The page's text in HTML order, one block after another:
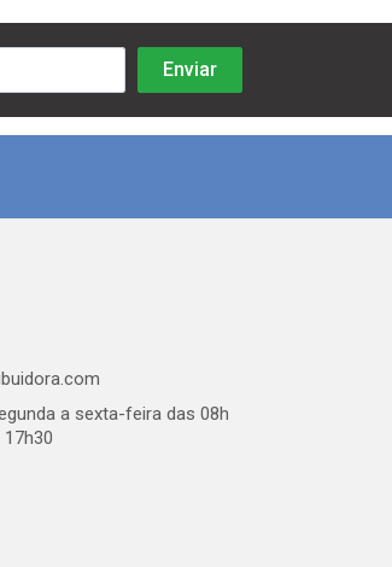
a sexta-feira das 08h